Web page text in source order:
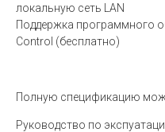
локальную сеть LAN
Поддержка программного
Control (бесплатно)
Полную спецификацию
Руководство по